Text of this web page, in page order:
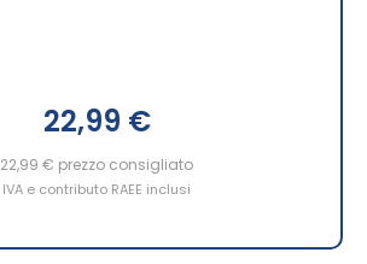
22,99 €
22,99 € prezzo consigliato
IVA e contributo RAEE inclusi